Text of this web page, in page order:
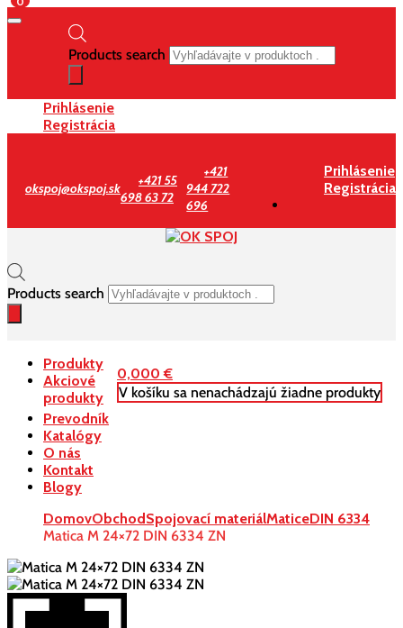
Products search
Prihlásenie
Registrácia
okspoj@okspoj.sk
+421 55
698 63 72
+421
944 722
696
Prihlásenie
Registrácia
Products search
0,000€
V košíku sa nenachádzajú žiadne produkty
Produkty
Akciové
produkty
Prevodník
Katalógy
O nás
Kontakt
Blogy
DomovObchodSpojovací materiálMaticeDIN 6334
Matica M 24×72 DIN 6334 ZN